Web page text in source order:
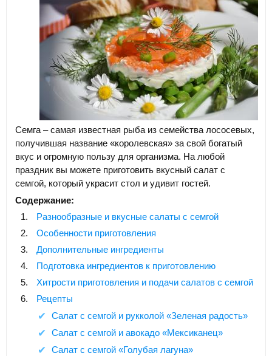
Семга – самая известная рыба из семейства лососевых,
получившая название «королевская» за свой богатый
вкус и огромную пользу для организма. На любой
праздник вы можете приготовить вкусный салат с
семгой, который украсит стол и удивит гостей.
Содержание:
Разнообразные и вкусные салаты с семгой
Особенности приготовления
Дополнительные ингредиенты
Подготовка ингредиентов к приготовлению
Хитрости приготовления и подачи салатов с семгой
Рецепты
Салат с семгой и рукколой «Зеленая радость»
Салат с семгой и авокадо «Мексиканец»
Салат с семгой «Голубая лагуна»